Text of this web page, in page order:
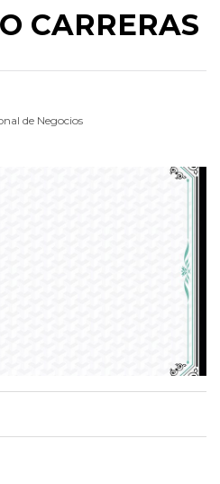
CARRERAS
de Negocios